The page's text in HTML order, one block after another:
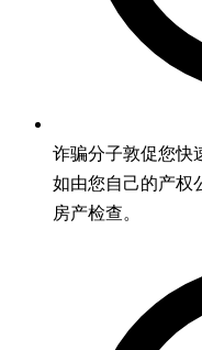
诈骗分子敦促您快
如由您自己的产权
房产检查。